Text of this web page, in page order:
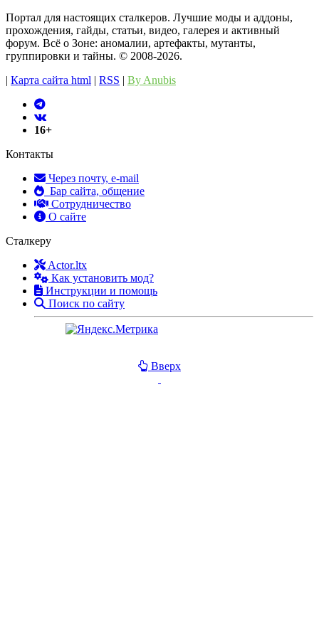
Портал для настоящих сталкеров. Лучшие моды и аддоны,
прохождения, гайды, статьи, видео, галерея и активный
форум. Всё о Зоне: аномалии, артефакты, мутанты,
группировки и тайны. ©️ 2008-2026.
| Карта сайта html | RSS | By Anubis
16+
Контакты
Через почту, e-mail
Бар сайта, общение
Сотрудничество
О сайте
Сталкеру
Actor.ltx
Как установить мод?
Инструкции и помощь
Поиск по сайту
Вверх